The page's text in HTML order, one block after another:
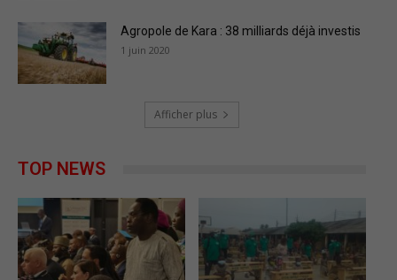
Agropole de Kara : 38 milliards déjà investis
1 juin 2020
Afficher plus
TOP NEWS